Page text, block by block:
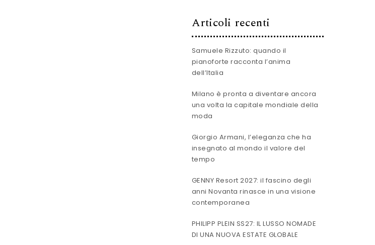
Articoli recenti
Samuele Rizzuto: quando il
pianoforte racconta l’anima
dell’Italia
Milano è pronta a diventare ancora
una volta la capitale mondiale della
moda
Giorgio Armani, l’eleganza che ha
insegnato al mondo il valore del
tempo
GENNY Resort 2027: il fascino degli
anni Novanta rinasce in una visione
contemporanea
PHILIPP PLEIN SS27: IL LUSSO NOMADE
DI UNA NUOVA ESTATE GLOBALE